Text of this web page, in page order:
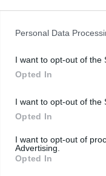
Personal Data
I want to opt-out of the
Opted In
I want to opt-out of the
Opted In
I want to opt-out of
Advertising.
Opted In